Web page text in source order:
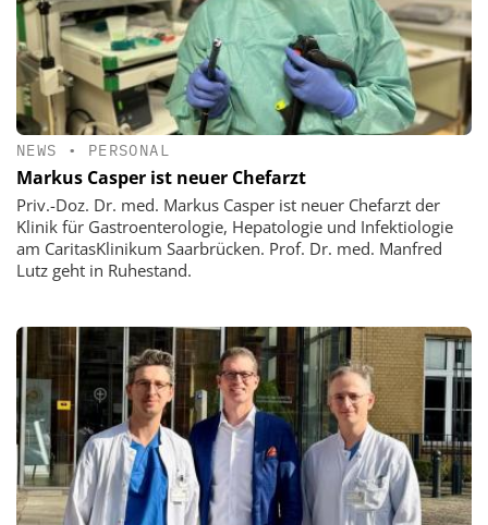
NEWS • PERSONAL
Markus Casper ist neuer Chefarzt
Priv.-Doz. Dr. med. Markus Casper ist neuer Chefarzt der
Klinik für Gastroenterologie, Hepatologie und Infektiologie
am CaritasKlinikum Saarbrücken. Prof. Dr. med. Manfred
Lutz geht in Ruhestand.